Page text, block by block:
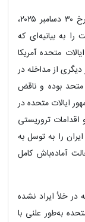
متعاقب دستور دولت متبوعم و عطف به نامه مورخ ۳۰ دسامبر ۲۰۲۵،
بیانیه‌ای که
ایالات متحده آمریکا
از مداخله در
بوده و ناقض
متحده در
تروریستی
را به توسل به
کامل
ایراد نشده
به‌طور علنی با